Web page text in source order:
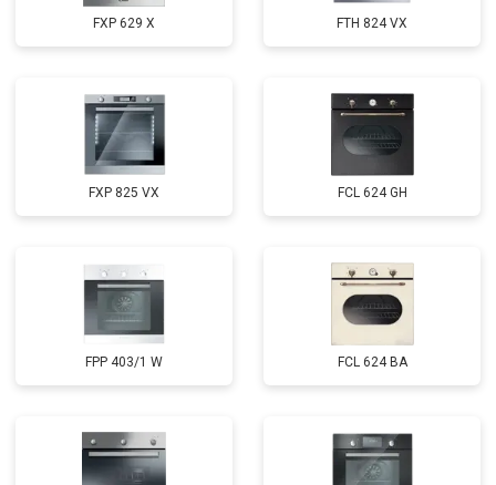
FXP 629 X FTH 824 VX
FXP 825 VX FCL 624 GH
FPP 403/1 W FCL 624 BA